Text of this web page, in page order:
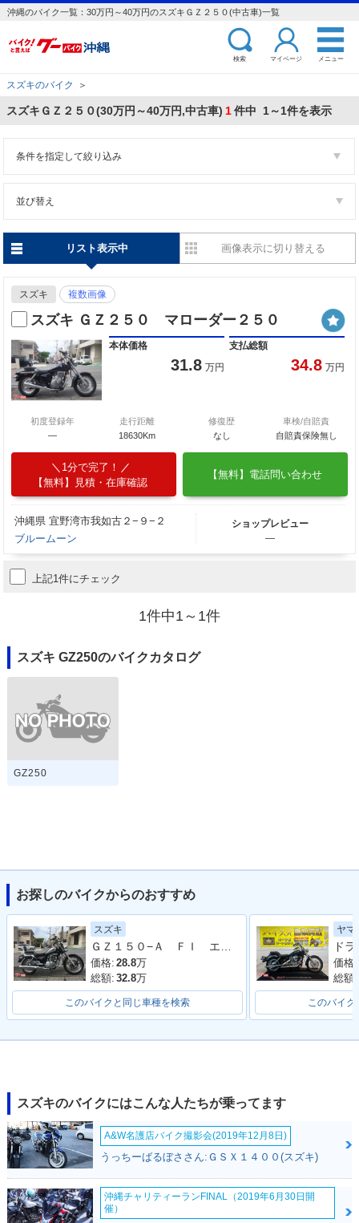
沖縄のバイク一覧：30万円～40万円のスズキＧＺ２５０(中古車)一覧
検索 マイページ メニュー
スズキのバイク ＞
スズキＧＺ２５０(30万円～40万円,中古車) 1件中 1～1件を表示
条件を指定して絞り込み
並び替え
リスト表示中 画像表示に切り替える
スズキ 複数画像
スズキ ＧＺ２５０ マローダー２５０
本体価格
31.8 万円
支払総額
34.8 万円
初度登録年
―
走行距離
18630Km
修復歴
なし
車検/自賠責
自賠責保険無し
1分で完了！
【無料】見積・在庫確認
【無料】電話問い合わせ
沖縄県 宜野湾市我如古２−９−２
ブルームーン
ショップレビュー
―
上記1件にチェック
1件中1～1件
スズキ GZ250のバイクカタログ
GZ250
お探しのバイクからのおすすめ
スズキ
ＧＺ１５０−Ａ ＦＩ エンジンガード付
価格: 28.8万
総額: 32.8万
このバイクと同じ車種を検索
ヤマ
価格:
総額:
このバイク
スズキのバイクにはこんな人たちが乗ってます
A&W名護店バイク撮影会(2019年12月8日)
うっちーばるぼささん:ＧＳＸ１４００(スズキ)
沖縄チャリティーランFINAL（2019年6月30日開
催）